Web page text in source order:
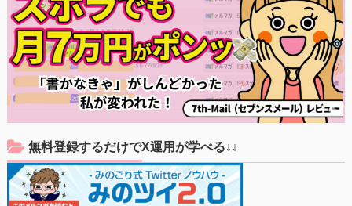
無料登録するだけでX運用が学べる↓↓